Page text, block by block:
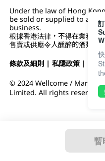
暫
Under the law of Hong
be sold or supplied to a
business.
根據香港法律，不得在業務過
售賣或供應令人醺醉的酒類。
條款及細則 |私隱政策 | DFI
© 2024 Wellcome / Market
Limited. All rights reserved.